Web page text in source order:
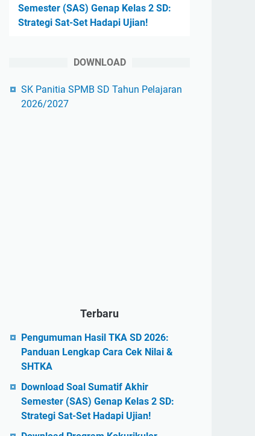
Semester (SAS) Genap Kelas 2 SD:
Strategi Sat-Set Hadapi Ujian!
DOWNLOAD
SK Panitia SPMB SD Tahun Pelajaran
2026/2027
Terbaru
Pengumuman Hasil TKA SD 2026:
Panduan Lengkap Cara Cek Nilai &
SHTKA
Download Soal Sumatif Akhir
Semester (SAS) Genap Kelas 2 SD:
Strategi Sat-Set Hadapi Ujian!